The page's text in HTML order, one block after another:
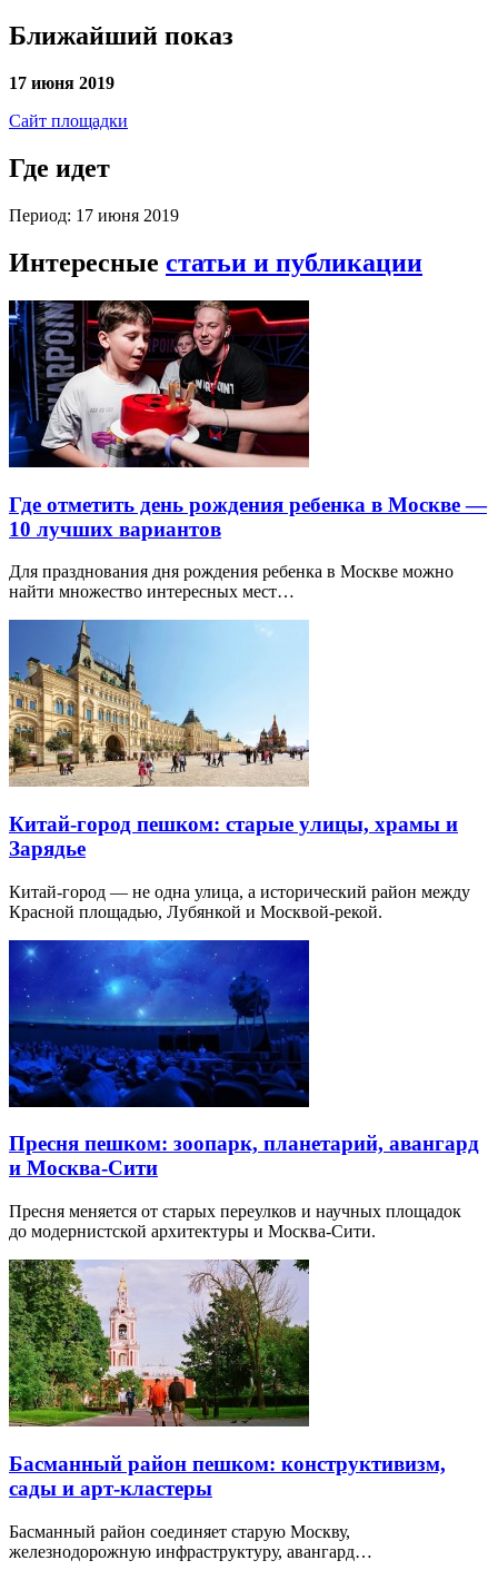
Ближайший показ
17 июня 2019
Сайт площадки
Где идет
Период: 17 июня 2019
Интересные статьи и публикации
Где отметить день рождения ребенка в Москве —
10 лучших вариантов
Для празднования дня рождения ребенка в Москве можно
найти множество интересных мест…
Китай-город пешком: старые улицы, храмы и
Зарядье
Китай-город — не одна улица, а исторический район между
Красной площадью, Лубянкой и Москвой-рекой.
Пресня пешком: зоопарк, планетарий, авангард
и Москва-Сити
Пресня меняется от старых переулков и научных площадок
до модернистской архитектуры и Москва-Сити.
Басманный район пешком: конструктивизм,
сады и арт-кластеры
Басманный район соединяет старую Москву,
железнодорожную инфраструктуру, авангард…